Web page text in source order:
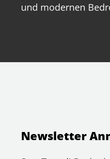
und modernen
Newsletter